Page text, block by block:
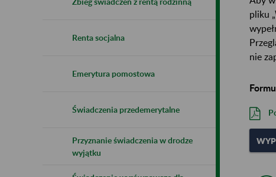
Renta socjalna
Emerytura pomostowa
Świadczenia przedemerytalne
Przyznanie świadczenia w drodze
wyjątku
pliku
nie